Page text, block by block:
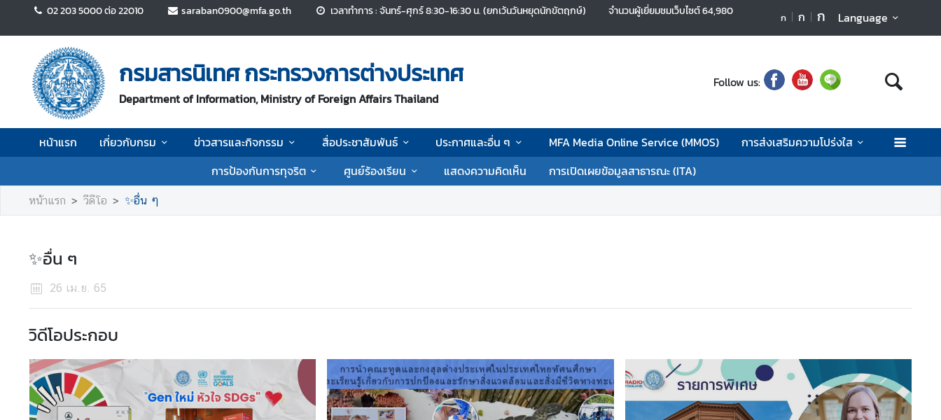
02 203 5000 ต่อ 22010 saraban0900@mfa.go.th เวลาทำการ : จันทร์-ศุกร์ 8:30-16:30 น. (ยกเว้นวันหยุดนักขัตฤกษ์) จำนวนผู้เยี่ยมชมเว็บไซต์64,980 ก ก ก Language
กรมสารนิเทศ กระทรวงการต่างประเทศ
Department of Information, Ministry of Foreign Affairs Thailand
Follow us:
หน้าแรก เกี่ยวกับกรม ข่าวสารและกิจกรรม สื่อประชาสัมพันธ์ ประกาศและอื่น ๆ MFA Media Online Service (MMOS)
การส่งเสริมความโปร่งใส
การป้องกันการทุจริต
ศูนย์ร้องเรียน แสดงความคิดเห็น การเปิดเผยข้อมูลสาธารณะ (ITA)
น้
า
แ
ก
เ
ย
ว
ก
ม
ข่
า
ว
ส
า
หน้าแรก วีดีโอ ✨อื่น ๆ
✨อื่น ๆ
26 เม.ย. 65
วิดีโอประกอบ